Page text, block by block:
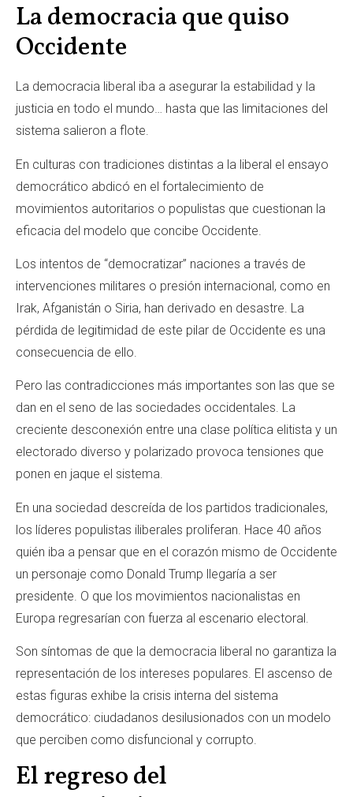
La democracia que quiso
Occidente
La democracia liberal iba a asegurar la estabilidad y la
justicia en todo el mundo… hasta que las limitaciones del
sistema salieron a flote.
En culturas con tradiciones distintas a la liberal el ensayo
democrático abdicó en el fortalecimiento de
movimientos autoritarios o populistas que cuestionan la
eficacia del modelo que concibe Occidente.
Los intentos de “democratizar” naciones a través de
intervenciones militares o presión internacional, como en
Irak, Afganistán o Siria, han derivado en desastre. La
pérdida de legitimidad de este pilar de Occidente es una
consecuencia de ello.
Pero las contradicciones más importantes son las que se
dan en el seno de las sociedades occidentales. La
creciente desconexión entre una clase política elitista y un
electorado diverso y polarizado provoca tensiones que
ponen en jaque el sistema.
En una sociedad descreída de los partidos tradicionales,
los líderes populistas iliberales proliferan. Hace 40 años
quién iba a pensar que en el corazón mismo de Occidente
un personaje como Donald Trump llegaría a ser
presidente. O que los movimientos nacionalistas en
Europa regresarían con fuerza al escenario electoral.
Son síntomas de que la democracia liberal no garantiza la
representación de los intereses populares. El ascenso de
estas figuras exhibe la crisis interna del sistema
democrático: ciudadanos desilusionados con un modelo
que perciben como disfuncional y corrupto.
El regreso del